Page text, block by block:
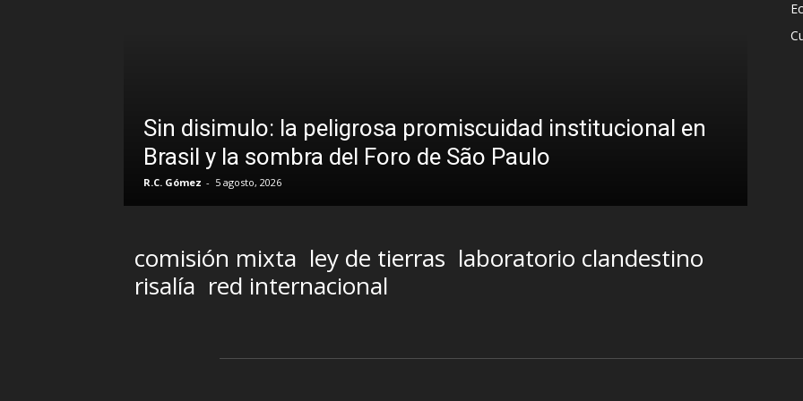
promiscuidad institucional en
de São Paulo
pero prefirió derrapar y terminar en un
streaming sin categoría en LUZU TV
comisión mixta ley de tierras laboratorio clandestino
risalía red internacional